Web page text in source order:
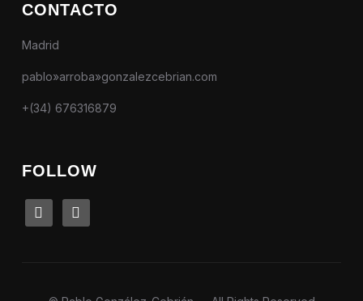
CONTACTO
Madrid
pablo»arroba»gonzalezcebrian.com
+(34) 676316879
FOLLOW
linkedin instagram